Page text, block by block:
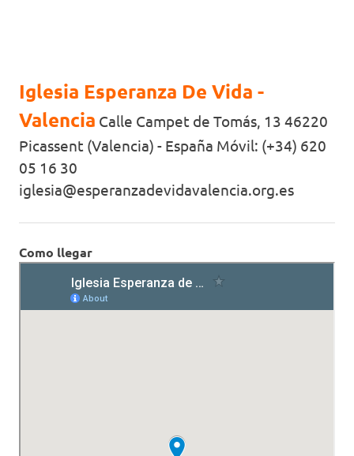
Iglesia Esperanza De Vida -
Valencia Calle Campet de Tomás, 13 46220
Picassent (Valencia) - España Móvil: (+34) 620
05 16 30
iglesia@esperanzadevidavalencia.org.es
Como llegar